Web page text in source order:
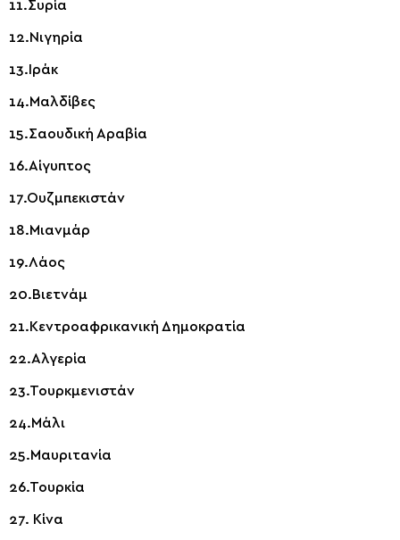
11.Συρία
12.Νιγηρία
13.Ιράκ
14.Μαλδίβες
15.Σαουδική Αραβία
16.Αίγυπτος
17.Ουζμπεκιστάν
18.Μιανμάρ
19.Λάος
20.Βιετνάμ
21.Κεντροαφρικανική Δημοκρατία
22.Αλγερία
23.Τουρκμενιστάν
24.Μάλι
25.Μαυριτανία
26.Τουρκία
27. Κίνα